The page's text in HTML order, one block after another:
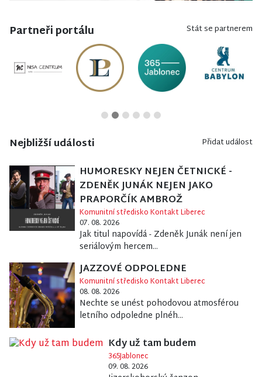
Partneři portálu Stát se partnerem
Nejbližší události Přidat událost
HUMORESKY NEJEN ČETNICKÉ -
ZDENĚK JUNÁK NEJEN JAKO
PRAPORČÍK AMBROŽ
Komunitní středisko Kontakt Liberec
07. 08. 2026
Jak titul napovídá - Zdeněk Junák není jen
seriálovým hercem...
JAZZOVÉ ODPOLEDNE
Komunitní středisko Kontakt Liberec
08. 08. 2026
Nechte se unést pohodovou atmosférou
letního odpoledne plnéh...
Kdy už tam budem
365Jablonec
09. 08. 2026